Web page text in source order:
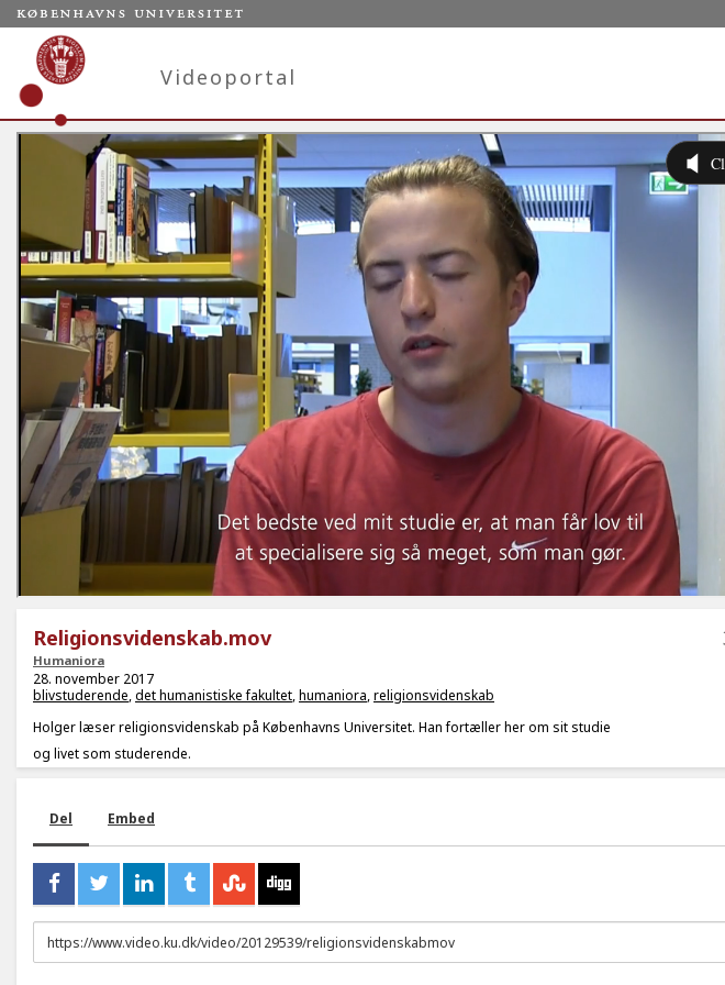
Videoportal
Religionsvidenskab.mov
Humaniora
28. november 2017
blivstuderende,det humanistiske fakultet,humaniora,religionsvidenskab
Holger læser religionsvidenskab på Københavns Universitet. Han fortæller her om sit studie
og livet som studerende.
Del Embed
URL
to